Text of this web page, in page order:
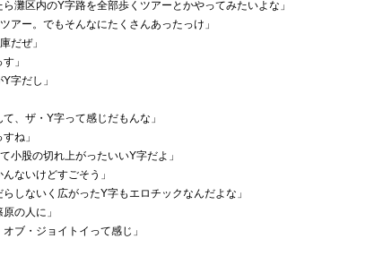
灘区内のY字路を全部歩くツアーとかやってみたいよな」
アー。でもそんなにたくさんあったっけ」
だぜ」
」
字だし」
、ザ・Y字って感じだもんな」
ね」
小股の切れ上がったいいY字だよ」
ないけどすごそう」
しないく広がったY字もエロチックなんだよな」
の人に」
ブ・ジョイトイって感じ」